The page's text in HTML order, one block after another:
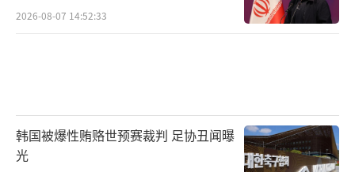
2026-08-07 14:52:33
韩国被爆性贿赂世预赛裁判 足协丑闻曝
光